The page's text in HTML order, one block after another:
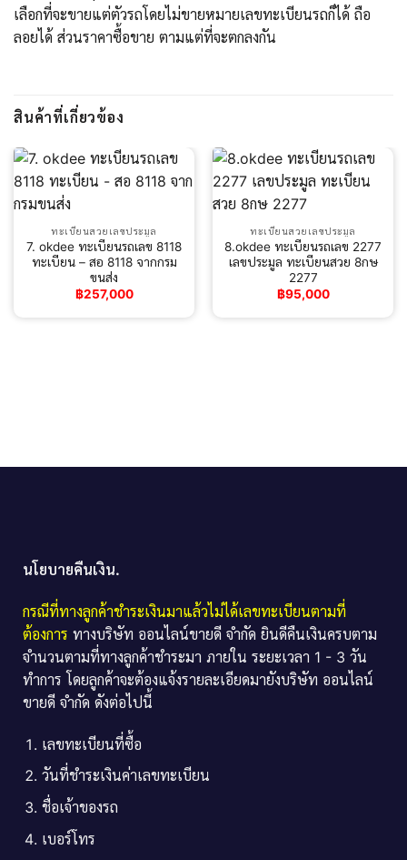
เลือกที่จะขายแต่ตัวรถโดยไม่ขายหมายเลขทะเบียนรถก็ได้ ถือ
ลอยได้ ส่วนราคาซื้อขาย ตามแต่ที่จะตกลงกัน
สินค้าที่เกี่ยวข้อง
ทะเบียนสวยเลขประมูล
7. okdee ทะเบียนรถเลข 8118
ทะเบียน – สอ 8118 จากกรม
ขนส่ง
฿257,000
ทะเบียนสวยเลขประมูล
8.okdee ทะเบียนรถเลข 2277
เลขประมูล ทะเบียนสวย 8กษ
2277
฿95,000
นโยบายคืนเงิน.
กรณีที่ทางลูกค้าชำระเงินมาแล้วไม่ได้เลขทะเบียนตามที่
ต้องการ ทางบริษัท ออนไลน์ขายดี จำกัด ยินดีคืนเงินครบตาม
จำนวนตามที่ทางลูกค้าชำระมา ภายใน ระยะเวลา 1 - 3 วัน
ทำการ โดยลูกค้าจะต้องแจ้งรายละเอียดมายังบริษัท ออนไลน์
ขายดี จำกัด ดังต่อไปนี้
เลขทะเบียนที่ซื้อ
วันที่ชำระเงินค่าเลขทะเบียน
ชื่อเจ้าของรถ
เบอร์โทร